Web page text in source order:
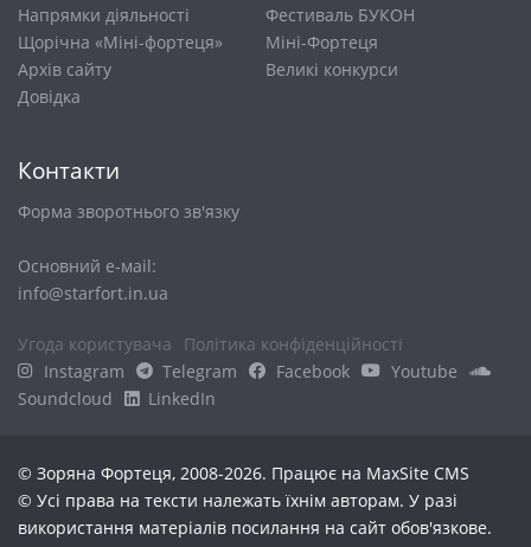
Напрямки діяльності
Щорічна «Міні-фортеця»
Архів сайту
Довiдка
Фестиваль БУКОН
Міні-Фортеця
Великі конкурси
Контакти
Форма зворотнього зв'язку
Основний е-маіl:
info@starfort.in.ua
Угода користувача
Політика конфіденційності
Instagram
Telegram Facebook
Youtube
Soundcloud
LinkedIn
© Зоряна Фортеця, 2008-2026. Працює на MaxSite CMS
© Усі права на тексти належать їхнім авторам. У разі
використання матеріалів посилання на сайт обов'язкове.